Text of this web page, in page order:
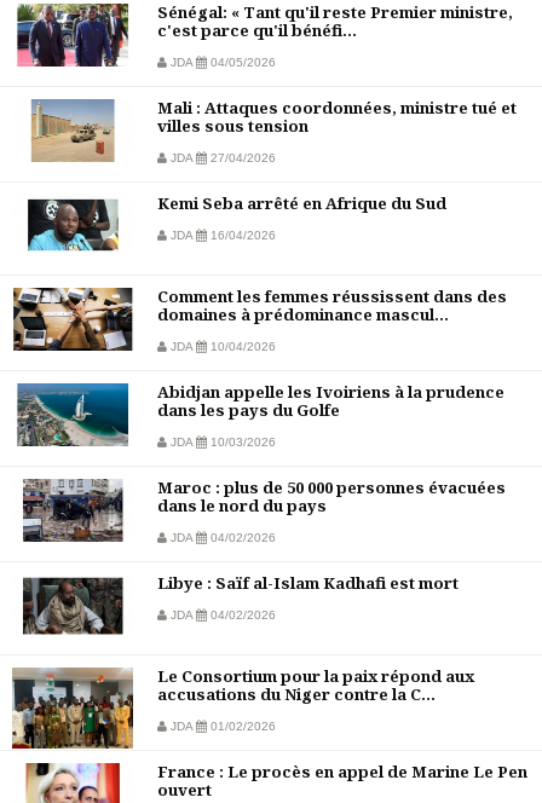
Sénégal: « Tant qu'il reste Premier ministre,
c'est parce qu'il bénéfi...
JDA 04/05/2026
Mali : Attaques coordonnées, ministre tué et
villes sous tension
JDA 27/04/2026
Kemi Seba arrêté en Afrique du Sud
JDA 16/04/2026
Comment les femmes réussissent dans des
domaines à prédominance mascul...
JDA 10/04/2026
Abidjan appelle les Ivoiriens à la prudence
dans les pays du Golfe
JDA 10/03/2026
Maroc : plus de 50 000 personnes évacuées
dans le nord du pays
JDA 04/02/2026
Libye : Saïf al-Islam Kadhafi est mort
JDA 04/02/2026
Le Consortium pour la paix répond aux
accusations du Niger contre la C...
JDA 01/02/2026
France : Le procès en appel de Marine Le Pen
ouvert